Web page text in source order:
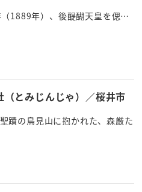
1889年）、後醍醐天皇を偲…
（とみじんじゃ）／桜井市
蹟の鳥見山に抱かれた、森厳た